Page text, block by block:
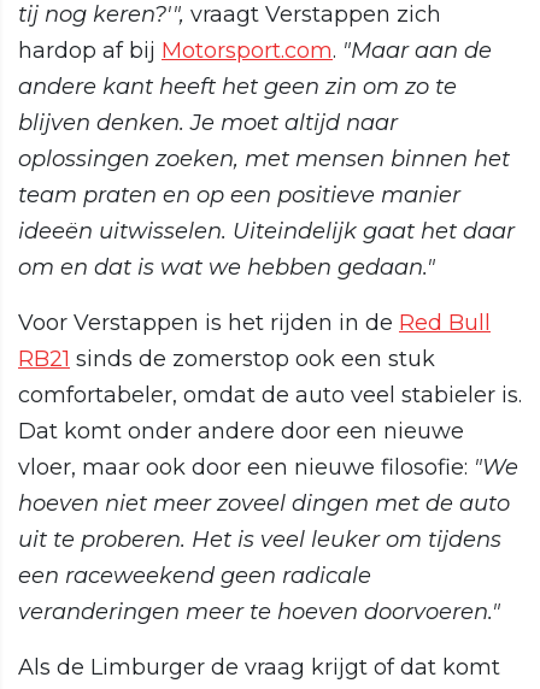
tij nog keren?'", vraagt Verstappen zich
hardop af bij Motorsport.com. "Maar aan de
andere kant heeft het geen zin om zo te
blijven denken. Je moet altijd naar
oplossingen zoeken, met mensen binnen het
team praten en op een positieve manier
ideeën uitwisselen. Uiteindelijk gaat het daar
om en dat is wat we hebben gedaan."
Voor Verstappen is het rijden in de Red Bull
RB21 sinds de zomerstop ook een stuk
comfortabeler, omdat de auto veel stabieler is.
Dat komt onder andere door een nieuwe
vloer, maar ook door een nieuwe filosofie: "We
hoeven niet meer zoveel dingen met de auto
uit te proberen. Het is veel leuker om tijdens
een raceweekend geen radicale
veranderingen meer te hoeven doorvoeren."
Als de Limburger de vraag krijgt of dat komt